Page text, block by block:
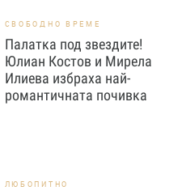
СВОБОДНО ВРЕМЕ
Палатка под звездите!
Юлиан Костов и Мирела
Илиева избраха най-
романтичната почивка
ЛЮБОПИТНО